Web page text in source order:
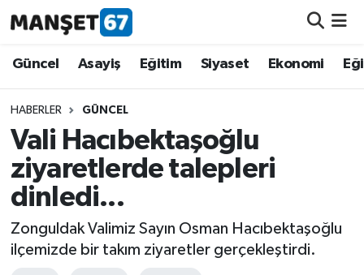
Güncel Asayiş Eğitim Siyaset Ekonomi
HABERLER GÜNCEL
Vali Hacıbektaşoğlu
ziyaretlerde talepleri
dinledi...
Zonguldak Valimiz Sayın Osman Hacıbektaşoğlu
ilçemizde bir takım ziyaretler gerçekleştirdi.
Güncel
Asayiş
Siyaset
Spor
Eğitim